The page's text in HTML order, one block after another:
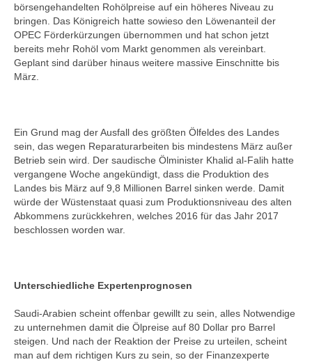
börsengehandelten Rohölpreise auf ein höheres Niveau zu
bringen. Das Königreich hatte sowieso den Löwenanteil der
OPEC Förderkürzungen übernommen und hat schon jetzt
bereits mehr Rohöl vom Markt genommen als vereinbart.
Geplant sind darüber hinaus weitere massive Einschnitte bis
März.
Ein Grund mag der Ausfall des größten Ölfeldes des Landes
sein, das wegen Reparaturarbeiten bis mindestens März außer
Betrieb sein wird. Der saudische Ölminister Khalid al-Falih hatte
vergangene Woche angekündigt, dass die Produktion des
Landes bis März auf 9,8 Millionen Barrel sinken werde. Damit
würde der Wüstenstaat quasi zum Produktionsniveau des alten
Abkommens zurückkehren, welches 2016 für das Jahr 2017
beschlossen worden war.
Unterschiedliche Expertenprognosen
Saudi-Arabien scheint offenbar gewillt zu sein, alles Notwendige
zu unternehmen damit die Ölpreise auf 80 Dollar pro Barrel
steigen. Und nach der Reaktion der Preise zu urteilen, scheint
man auf dem richtigen Kurs zu sein, so der Finanzexperte